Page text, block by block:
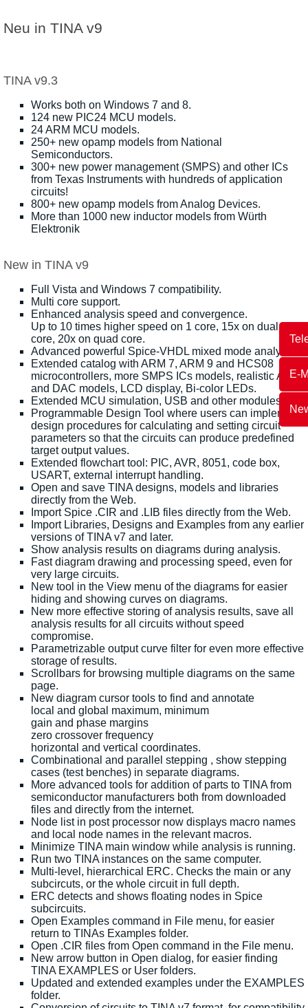
E-
Neu in TINA v9
TINA v9.3
Works both on Windows 7 and 8.
124 new PIC24 MCU models.
24 ARM MCU models.
250+ new opamp models from National
Semiconductors.
300+ new power management (SMPS) and other ICs
from Texas Instruments with hundreds of application
circuits!
800+ new opamp models from Analog Devices.
More than 1000 new inductor models from Würth
Elektronik
New in TINA v9
Full Vista and Windows 7 compatibility.
Multi core support.
Enhanced analysis speed and convergence.
Up to 10 times higher speed on 1 core, 15x on dual
core, 20x on quad core.
Advanced powerful Spice-VHDL mixed mode analysis.
Extended catalog with ARM 7, ARM 9 and HCS08
microcontrollers, more SMPS ICs models, realistic ADC
and DAC models, LCD display, Bi-color LEDs.
Extended MCU simulation, USB and other modules.
Programmable Design Tool where users can implement
design procedures for calculating and setting circuit
parameters so that the circuits can produce predefined
target output values.
Extended flowchart tool: PIC, AVR, 8051, code box,
USART, external interrupt handling.
Open and save TINA designs, models and libraries
directly from the Web.
Import Spice .CIR and .LIB files directly from the Web.
Import Libraries, Designs and Examples from any earlier
versions of TINA v7 and later.
Show analysis results on diagrams during analysis.
Fast diagram drawing and processing speed, even for
very large circuits.
New tool in the View menu of the diagrams for easier
hiding and showing curves on diagrams.
New more effective storing of analysis results, save all
analysis results for all circuits without speed
compromise.
Parametrizable output curve filter for even more effective
storage of results.
Scrollbars for browsing multiple diagrams on the same
page.
New diagram cursor tools to find and annotate
local and global maximum, minimum
gain and phase margins
zero crossover frequency
horizontal and vertical coordinates.
Combinational and parallel stepping , show stepping
cases (test benches) in separate diagrams.
More advanced tools for addition of parts to TINA from
semiconductor manufacturers both from downloaded
files and directly from the internet.
Node list in post processor now displays macro names
and local node names in the relevant macros.
Minimize TINA main window while analysis is running.
Run two TINA instances on the same computer.
Multi-level, hierarchical ERC. Checks the main or any
subcircuts, or the whole circuit in full depth.
ERC detects and shows floating nodes in Spice
subcircuits.
Open Examples command in File menu, for easier
return to TINAs Examples folder.
Open .CIR files from Open command in the File menu.
New arrow button in Open dialog, for easier finding
TINA EXAMPLES or User folders.
Updated and extended examples under the EXAMPLES
folder.